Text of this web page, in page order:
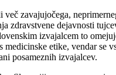
več zavajujočega,
zdravstvene dejavnosti
izvajalcem to
medicinske etike, vendar se
posameznih izvajalcev.